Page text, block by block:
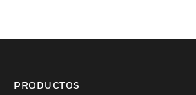
PRODUCTOS